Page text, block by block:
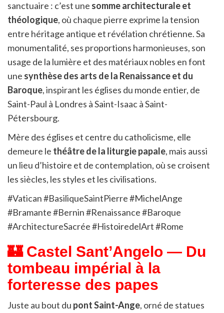
sanctuaire : c’est une somme architecturale et
théologique, où chaque pierre exprime la tension
entre héritage antique et révélation chrétienne. Sa
monumentalité, ses proportions harmonieuses, son
usage de la lumière et des matériaux nobles en font
une synthèse des arts de la Renaissance et du
Baroque, inspirant les églises du monde entier, de
Saint-Paul à Londres à Saint-Isaac à Saint-
Pétersbourg.
Mère des églises et centre du catholicisme, elle
demeure le théâtre de la liturgie papale, mais aussi
un lieu d’histoire et de contemplation, où se croisent
les siècles, les styles et les civilisations.
#Vatican #BasiliqueSaintPierre #MichelAnge
#Bramante #Bernin #Renaissance #Baroque
#ArchitectureSacrée #HistoiredelArt #Rome
🏰 Castel Sant’Angelo — Du
tombeau impérial à la
forteresse des papes
Juste au bout du pont Saint-Ange, orné de statues